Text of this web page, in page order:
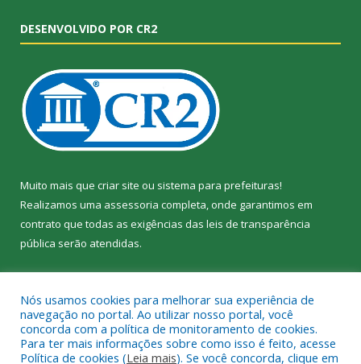
DESENVOLVIDO POR CR2
Muito mais que criar site ou sistema para prefeituras!
Realizamos uma assessoria completa, onde garantimos em
contrato que todas as exigências das leis de transparência
pública serão atendidas.
Nós usamos cookies para melhorar sua experiência de
navegação no portal. Ao utilizar nosso portal, você
concorda com a política de monitoramento de cookies.
Para ter mais informações sobre como isso é feito, acesse
Política de cookies (Leia mais). Se você concorda, clique em